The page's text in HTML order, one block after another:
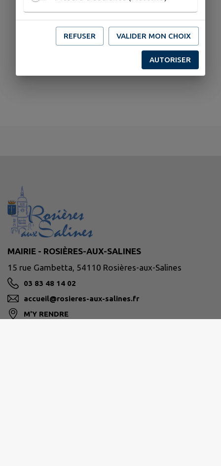
MAIRIE - ROSIÈRES-AUX-SALINES
15 rue Gambetta, 54110 Rosières-aux-Salines
03 83 48 14 02
accueil@rosieres-aux-salines.fr
M'Y RENDRE
REFUSER VALIDER MON CHOIX
AUTORISER